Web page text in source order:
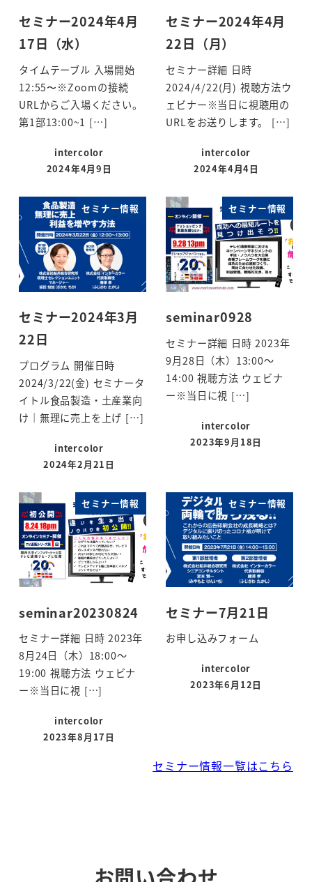
セミナー2024年4月
17日（水）
タイムテーブル 入場開始
12:55〜※Zoomの接続
URLからご入場ください。
第1部13:00~1 […]
intercolor
投稿日
2024年4月9日
セミナー2024年4月
22日（月）
セミナー詳細 日時
2024/4/22(月) 視聴方法ウ
ェビナー※当日に視聴用の
URLをお送りします。 […]
intercolor
投稿日
2024年4月4日
セミナー情報
セミナー2024年3月
22日
プログラム 開催日時
2024/3/22(金) セミナータ
イトル食品製造・土産業向
け｜無理に売上を上げ […]
intercolor
投稿日
2024年2月21日
セミナー情報
seminar0928
セミナー詳細 日時 2023年
9月28日（木）13:00～
14:00 視聴方法 ウェビナ
ー※当日に視 […]
intercolor
投稿日
2023年9月18日
セミナー情報
seminar20230824
セミナー詳細 日時 2023年
8月24日（木）18:00～
19:00 視聴方法 ウェビナ
ー※当日に視 […]
intercolor
投稿日
2023年8月17日
セミナー情報
セミナー7月21日
お申し込みフォーム
intercolor
投稿日
2023年6月12日
セミナー情報一覧はこちら